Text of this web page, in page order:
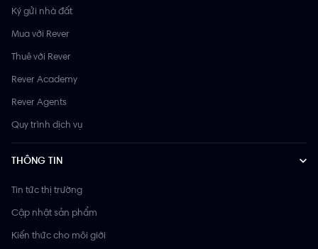
Ký gửi nhà đất
Mua với Rever
Thuê với Rever
Rever Academy
Rever Agents
Quy trình dịch vụ
THÔNG TIN
Tin tức thị trường
Cập nhật sản phẩm
Kiến thức cho môi giới